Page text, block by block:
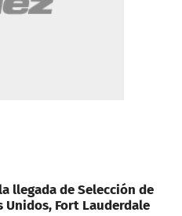
llegada de Selección de
Unidos, Fort Lauderdale